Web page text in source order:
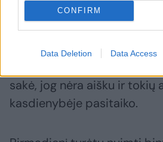
CONFIRM
Data Deletion Data Access
„Atliko operaciją, pašalino
ir jokio skausmo aš
sakė, jog nėra aišku ir tokių
kasdienybėje pasitaiko.